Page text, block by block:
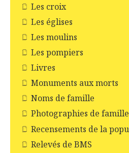
Les croix
Les églises
Les moulins
Les pompiers
Livres
Monuments aux morts
Noms de famille
Photographies de famille
Recensements de la
Relevés de BMS